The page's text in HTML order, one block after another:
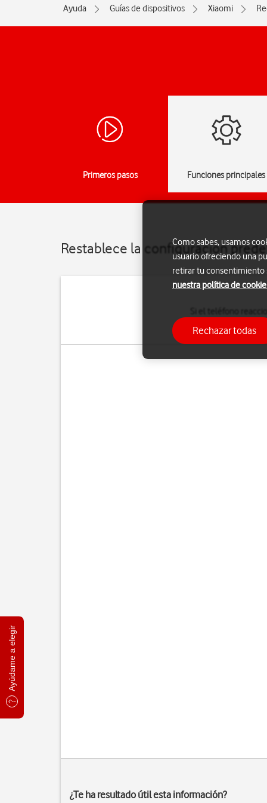
Ayúdame a elegir
Ayuda Guías de dispositivos Xiaomi
Primeros pasos Funciones principales
Restablece la configuración
configuración
¿Te ha resultado útil esta información?
Como sabes, usamos
usuario ofreciendo una
retirar tu consentimiento
nuestra política de
Rechazar todas